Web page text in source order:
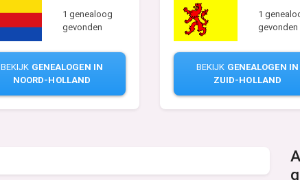
1 genealoog
gevonden
BEKIJK GENEALOGEN IN
NOORD-HOLLAND
1
gevonden
BEKIJK GENEALOGEN IN
ZUID-HOLLAND